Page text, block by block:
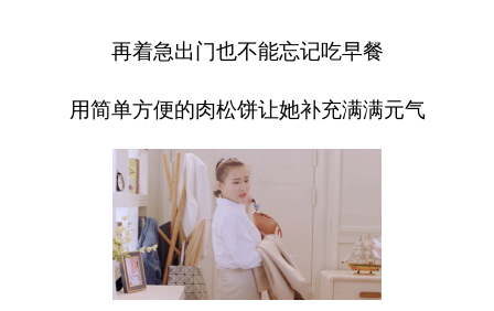
再着急出门也不能忘记吃早餐
用简单方便的肉松饼让她补充满满元气